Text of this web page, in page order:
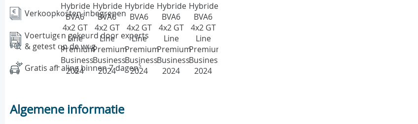
Verkoopkosten inbegrepen
Voertuigen gekeurd door experts
& getest op de weg
Gratis afhaling binnen 7 dagen5
Algemene informatie